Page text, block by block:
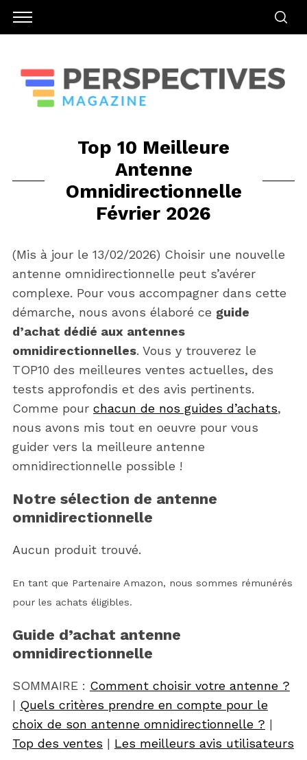
Top 10 Meilleure
Antenne
Omnidirectionnelle
Février 2026
(Mis à jour le 13/02/2026) Choisir une nouvelle
antenne omnidirectionnelle peut s’avérer
complexe. Pour vous accompagner dans cette
démarche, nous avons élaboré ce guide
d’achat dédié aux antennes
omnidirectionnelles. Vous y trouverez le
TOP10 des meilleures ventes actuelles, des
tests approfondis et des avis pertinents.
Comme pour chacun de nos guides d’achats,
nous avons mis tout en oeuvre pour vous
guider vers la meilleure antenne
omnidirectionnelle possible !
Notre sélection de antenne
omnidirectionnelle
Aucun produit trouvé.
En tant que Partenaire Amazon, nous sommes rémunérés
pour les achats éligibles.
Guide d’achat antenne
omnidirectionnelle
SOMMAIRE : Comment choisir votre antenne ?
| Quels critères prendre en compte pour le
choix de son antenne omnidirectionnelle ? |
Top des ventes | Les meilleurs avis utilisateurs